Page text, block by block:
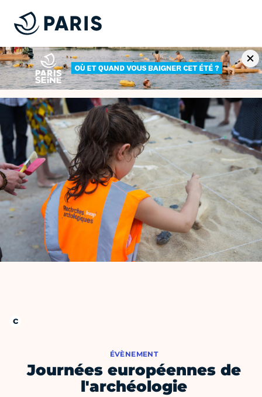
ÉVÈNEMENT
Journées européennes de
l'archéologie